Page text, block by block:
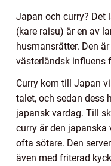
Japan och curry? Det
(kare raisu) är en av
husmansrätter. Den
västerländsk influens
Curry kom till Japan
talet, och sedan dess
japansk vardag. Till
curry är den japanska
ofta sötare. Den
även med friterad